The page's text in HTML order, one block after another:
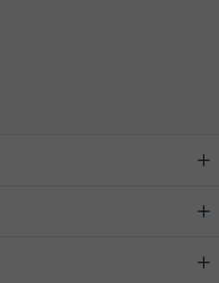
la clase, indicando el motivo de
hora o el día de clase. Puedes hacerlo